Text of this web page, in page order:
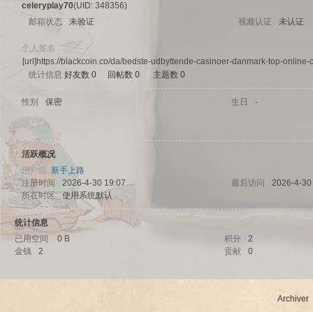
uz!
celeryplay70(UID: 348356)
邮箱状态
未验证 视频认证 未认证
个人签名
[url]https://blackcoin.co/da/bedste-udbyttende-casinoer-danmark-top-online-
统计信息 好友数 0 回帖数 0 主题数 0
性别 保密 生日 -
活跃概况
用户组 新手上路
注册时间
2026-4-30 19:07 最后访问
2026-4-
所在时区
使用系统默认
统计信息
已用空间
0 B 积分
2
金钱
2 贡献 0
Archiver